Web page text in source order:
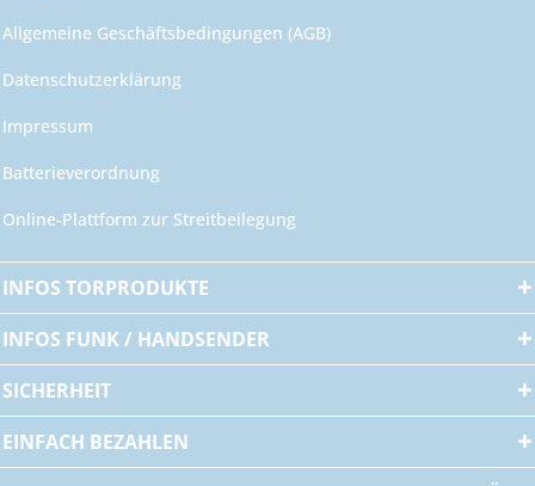
Allgemeine Geschäftsbedingungen (AGB)
Datenschutzerklärung
Impressum
Batterieverordnung
Online-Plattform zur Streitbeilegung
INFOS TORPRODUKTE
INFOS FUNK / HANDSENDER
SICHERHEIT
EINFACH BEZAHLEN